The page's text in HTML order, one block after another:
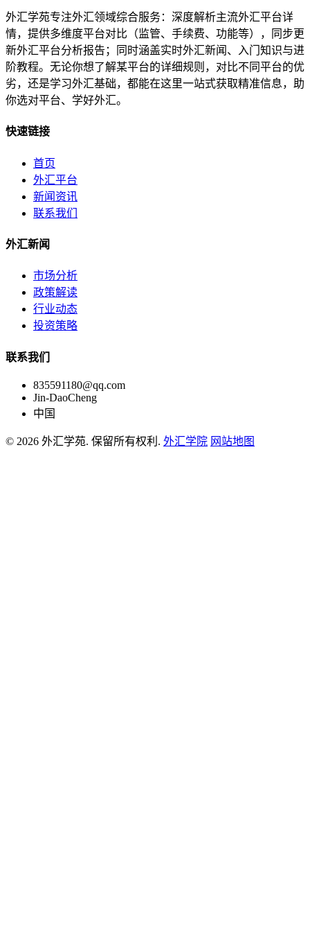
外汇学苑专注外汇领域综合服务：深度解析主流外汇平台详
情，提供多维度平台对比（监管、手续费、功能等），同步更
新外汇平台分析报告；同时涵盖实时外汇新闻、入门知识与进
阶教程。无论你想了解某平台的详细规则，对比不同平台的优
劣，还是学习外汇基础，都能在这里一站式获取精准信息，助
你选对平台、学好外汇。
快速链接
首页
外汇平台
新闻资讯
联系我们
外汇新闻
市场分析
政策解读
行业动态
投资策略
联系我们
835591180@qq.com
Jin-DaoCheng
中国
© 2026 外汇学苑. 保留所有权利. 外汇学院 网站地图